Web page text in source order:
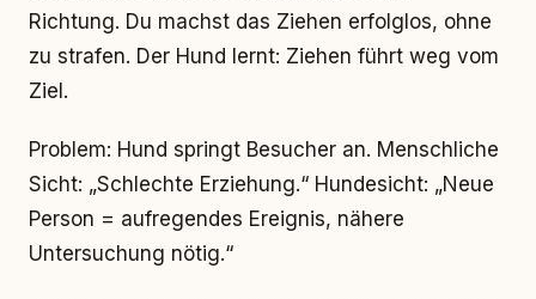
Richtung. Du machst das Ziehen erfolglos, ohne
zu strafen. Der Hund lernt: Ziehen führt weg vom
Ziel.
Problem: Hund springt Besucher an. Menschliche
Sicht: „Schlechte Erziehung.“ Hundesicht: „Neue
Person = aufregendes Ereignis, nähere
Untersuchung nötig.“